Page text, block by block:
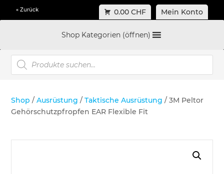
« Zurück 0.00 CHF Mein Konto
Shop Kategorien (öffnen)
Products
search
Shop /Ausrüstung /Taktische Ausrüstung / 3M Peltor
Gehörschutzpfropfen EAR Flexible Fit